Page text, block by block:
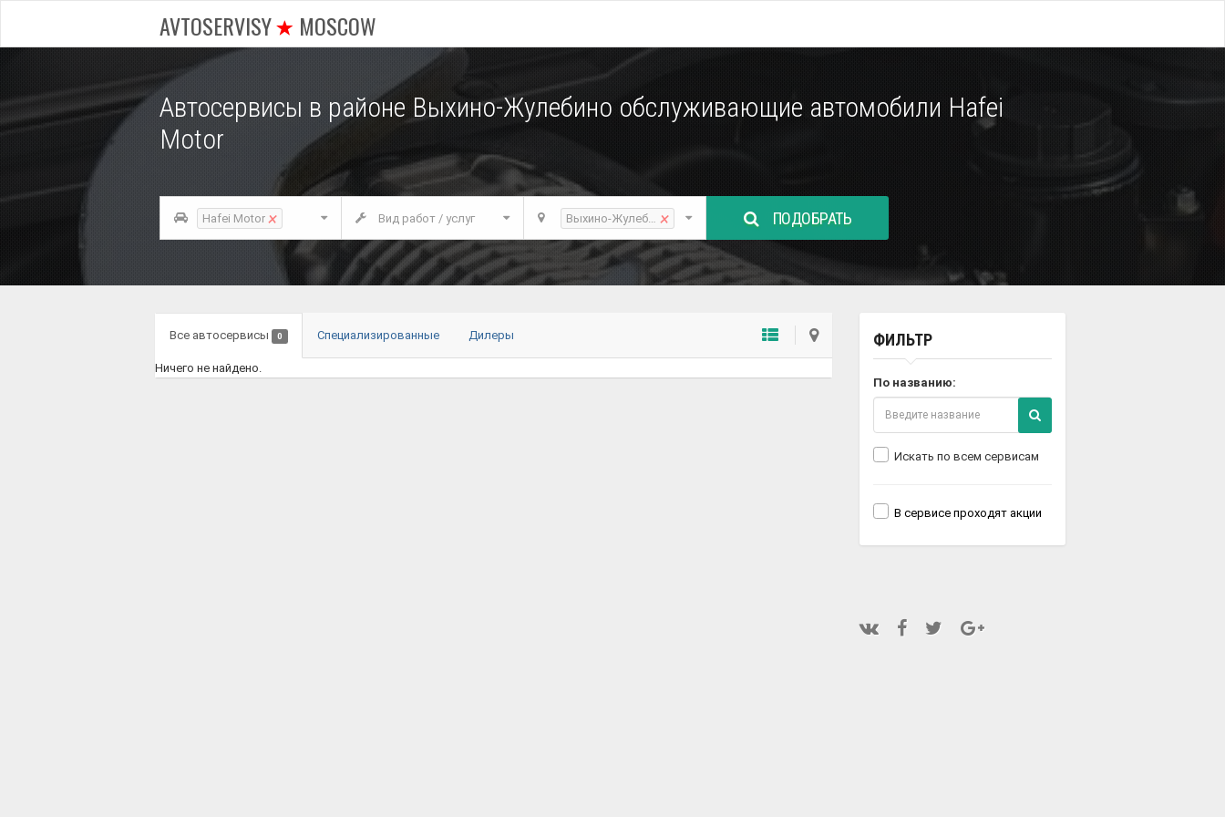
AVTOSERVISY MOSCOW
Автосервисы в районе Выхино-Жулебино обслуживающие автомобили Hafei
Motor
Hafei Motor × Вид работ / услуг Выхино-Жулебино
× ПОДОБРАТЬ
Все автосервисы 0 Специализированные Дилеры
Ничего не найдено.
ФИЛЬТР
По названию:
Искать по всем сервисам
В сервисе проходят акции